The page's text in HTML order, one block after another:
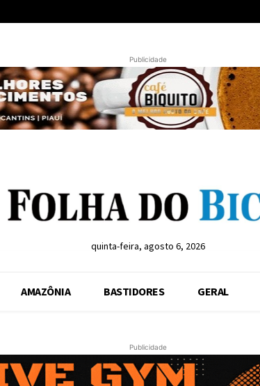
Publicidade
quinta-feira, agosto 6, 2026
AMAZÔNIA BASTIDORES GERAL
Publicidade